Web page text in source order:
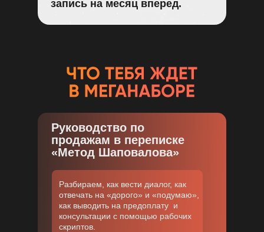
запись на месяц вперед.
Разбираем, как вести диалог, как
отвечать на «дорого» и «подумаю»,
как выводить на предоплату и
консультации с помощью рабочих
скриптов.
Руководство по
продажам в переписке
«Метод Шаповалова»